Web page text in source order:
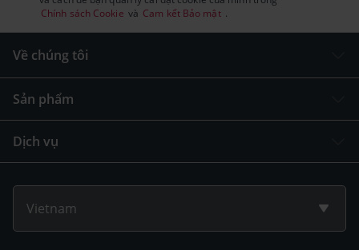
Chính sách Cookie và Cam kết Bảo mật .
Về chúng tôi
Sản phẩm
Dịch vụ
Vietnam